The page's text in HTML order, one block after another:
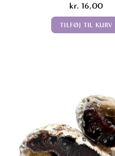
kr. 16,00
TILFØJ TIL KURV